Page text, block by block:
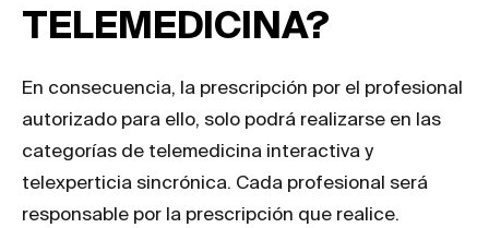
TELEMEDICINA?
En consecuencia, la prescripción por el profesional
autorizado para ello, solo podrá realizarse en las
categorías de telemedicina interactiva y
telexperticia sincrónica. Cada profesional será
responsable por la prescripción que realice.